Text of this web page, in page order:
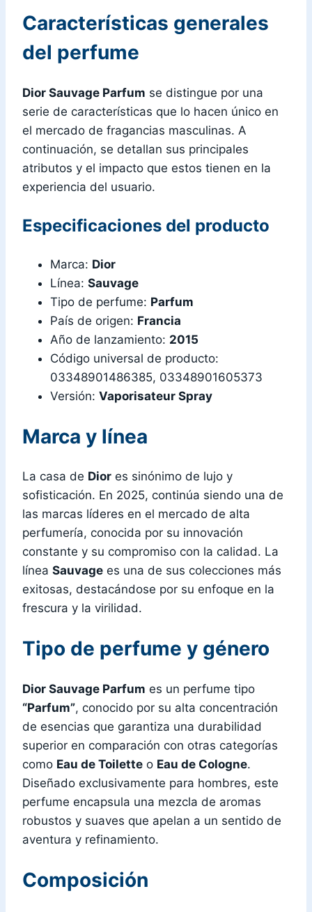
Características generales
del perfume
Dior Sauvage Parfum se distingue por una
serie de características que lo hacen único en
el mercado de fragancias masculinas. A
continuación, se detallan sus principales
atributos y el impacto que estos tienen en la
experiencia del usuario.
Especificaciones del producto
Marca: Dior
Línea: Sauvage
Tipo de perfume: Parfum
País de origen: Francia
Año de lanzamiento: 2015
Código universal de producto:
03348901486385, 03348901605373
Versión: Vaporisateur Spray
Marca y línea
La casa de Dior es sinónimo de lujo y
sofisticación. En 2025, continúa siendo una de
las marcas líderes en el mercado de alta
perfumería, conocida por su innovación
constante y su compromiso con la calidad. La
línea Sauvage es una de sus colecciones más
exitosas, destacándose por su enfoque en la
frescura y la virilidad.
Tipo de perfume y género
Dior Sauvage Parfum es un perfume tipo
“Parfum”, conocido por su alta concentración
de esencias que garantiza una durabilidad
superior en comparación con otras categorías
como Eau de Toilette o Eau de Cologne.
Diseñado exclusivamente para hombres, este
perfume encapsula una mezcla de aromas
robustos y suaves que apelan a un sentido de
aventura y refinamiento.
Composición